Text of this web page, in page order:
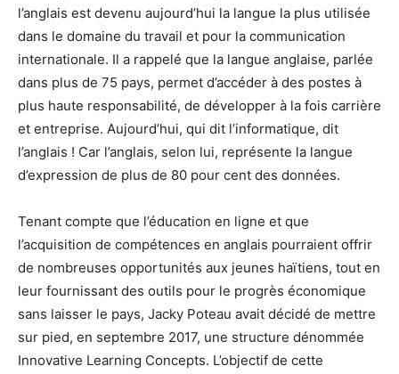
l’anglais est devenu aujourd’hui la langue la plus utilisée
dans le domaine du travail et pour la communication
internationale. Il a rappelé que la langue anglaise, parlée
dans plus de 75 pays, permet d’accéder à des postes à
plus haute responsabilité, de développer à la fois carrière
et entreprise. Aujourd’hui, qui dit l’informatique, dit
l’anglais ! Car l’anglais, selon lui, représente la langue
d’expression de plus de 80 pour cent des données.
Tenant compte que l’éducation en ligne et que
l’acquisition de compétences en anglais pourraient offrir
de nombreuses opportunités aux jeunes haïtiens, tout en
leur fournissant des outils pour le progrès économique
sans laisser le pays, Jacky Poteau avait décidé de mettre
sur pied, en septembre 2017, une structure dénommée
Innovative Learning Concepts. L’objectif de cette